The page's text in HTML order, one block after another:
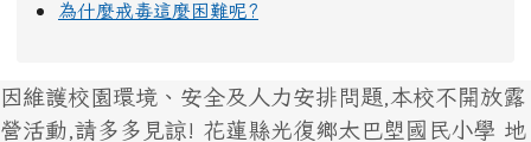
為什麼戒毒這麼困難呢?
因維護校園環境、安全及人力安排問題,本校不開放露
營活動,請多多見諒! 花蓮縣光復鄉太巴塱國民小學 地